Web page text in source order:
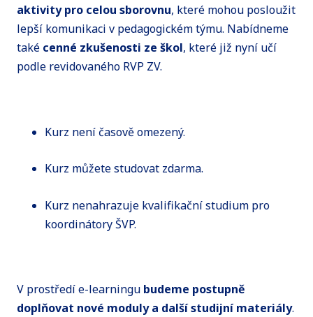
aktivity pro celou sborovnu, které mohou posloužit
lepší komunikaci v pedagogickém týmu. Nabídneme
také cenné zkušenosti ze škol, které již nyní učí
podle revidovaného RVP ZV.
Kurz není časově omezený.
Kurz můžete studovat zdarma.
Kurz nenahrazuje kvalifikační studium pro
koordinátory ŠVP.
V prostředí e-learningu budeme postupně
doplňovat nové moduly a další studijní materiály.